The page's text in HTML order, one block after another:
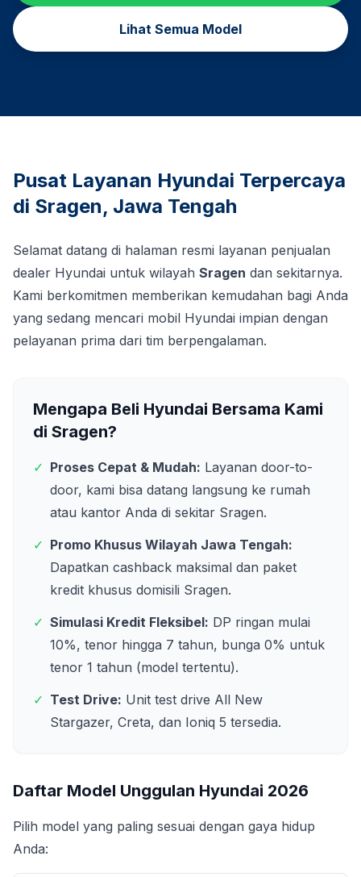
Lihat Semua Model
Pusat Layanan Hyundai Terpercaya
di Sragen, Jawa Tengah
Selamat datang di halaman resmi layanan penjualan
dealer Hyundai untuk wilayah Sragen dan sekitarnya.
Kami berkomitmen memberikan kemudahan bagi Anda
yang sedang mencari mobil Hyundai impian dengan
pelayanan prima dari tim berpengalaman.
Mengapa Beli Hyundai Bersama Kami
di Sragen?
✓ Proses Cepat & Mudah: Layanan door-to-
door, kami bisa datang langsung ke rumah
atau kantor Anda di sekitar Sragen.
✓ Promo Khusus Wilayah Jawa Tengah:
Dapatkan cashback maksimal dan paket
kredit khusus domisili Sragen.
✓ Simulasi Kredit Fleksibel: DP ringan mulai
10%, tenor hingga 7 tahun, bunga 0% untuk
tenor 1 tahun (model tertentu).
✓ Test Drive: Unit test drive All New
Stargazer, Creta, dan Ioniq 5 tersedia.
Daftar Model Unggulan Hyundai 2026
Pilih model yang paling sesuai dengan gaya hidup
Anda: